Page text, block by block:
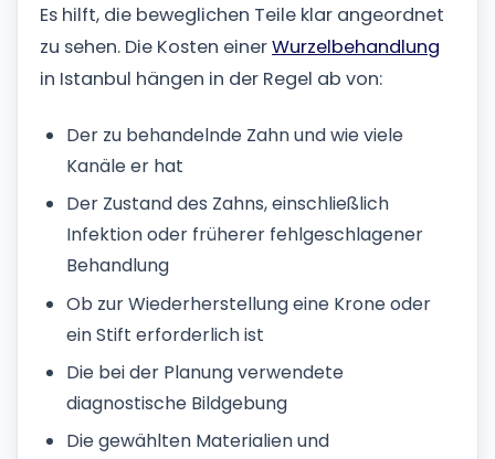
Es hilft, die beweglichen Teile klar angeordnet
zu sehen. Die Kosten einerWurzelbehandlung
in Istanbul hängen in der Regel ab von:
Der zu behandelnde Zahn und wie viele
Kanäle er hat
Der Zustand des Zahns, einschließlich
Infektion oder früherer fehlgeschlagener
Behandlung
Ob zur Wiederherstellung eine Krone oder
ein Stift erforderlich ist
Die bei der Planung verwendete
diagnostische Bildgebung
Die gewählten Materialien und